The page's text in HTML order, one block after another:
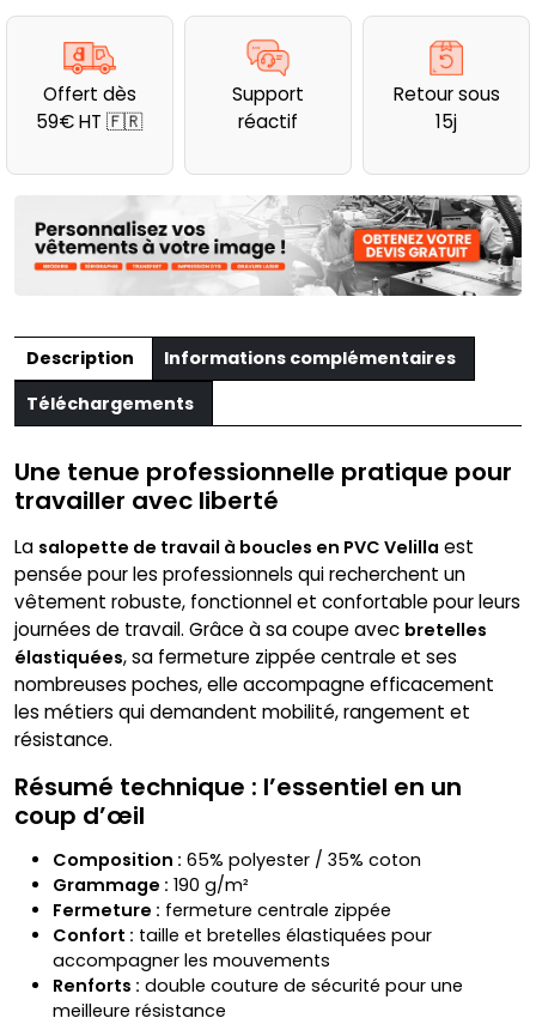
Salopette
travail
boucles
Velilla
Offert dès
59€ HT 🇫🇷
Support
réactif
Retour sous
15j
Description
Informations complémentaires
Téléchargements
Une tenue professionnelle pratique pour
travailler avec liberté
La salopette de travail à boucles en PVC Velilla est
pensée pour les professionnels qui recherchent un
vêtement robuste, fonctionnel et confortable pour leurs
journées de travail. Grâce à sa coupe avec bretelles
élastiquées, sa fermeture zippée centrale et ses
nombreuses poches, elle accompagne efficacement
les métiers qui demandent mobilité, rangement et
résistance.
Résumé technique : l’essentiel en un
coup d’œil
Composition : 65% polyester / 35% coton
Grammage : 190 g/m²
Fermeture : fermeture centrale zippée
Confort : taille et bretelles élastiquées pour
accompagner les mouvements
Renforts : double couture de sécurité pour une
meilleure résistance